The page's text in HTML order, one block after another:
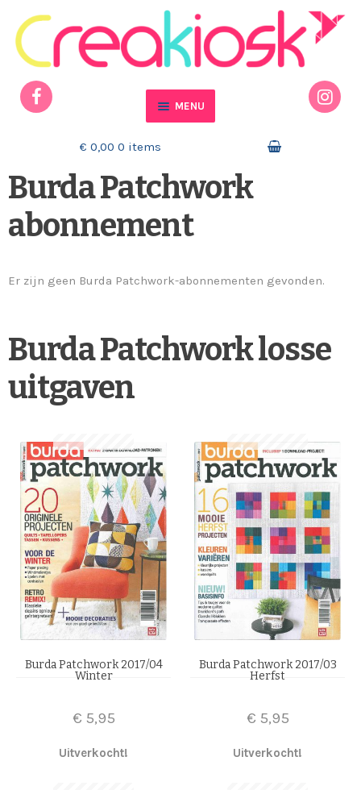
Ga door naar navigatie
Ga naar de inhoud
€ 0,00 0 items
MENU
Actueel
Mijn account
Burda Patchwork
abonnement
Er zijn geen Burda Patchwork-abonnementen gevonden.
Burda Patchwork losse
uitgaven
Burda Patchwork 2017/04
Winter
€ 5,95
Uitverkocht!
Burda Patchwork 2017/03
Herfst
€ 5,95
Uitverkocht!